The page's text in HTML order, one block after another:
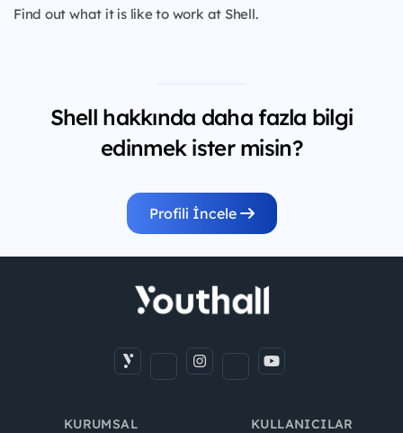
Find out what it is like to work at Shell.
Shell hakkında daha fazla bilgi
edinmek ister misin?
Profili İncele
KURUMSAL KULLANICILAR